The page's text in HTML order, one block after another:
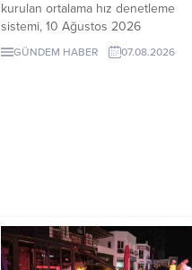
kurulan ortalama hız denetleme
sistemi, 10 Ağustos 2026
Pazartesi günü devreye girecek.
İşte EDS uygulanacak yollar.
GÜNDEM HABER 07.08.2026